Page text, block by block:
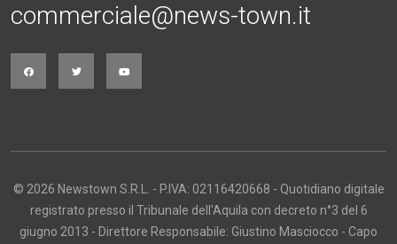
commerciale@news-town.it
© 2026 Newstown S.R.L. - P.IVA: 02116420668 - Quotidiano digitale
registrato presso il Tribunale dell'Aquila con decreto n°3 del 6
giugno 2013 - Direttore Responsabile: Giustino Masciocco - Capo